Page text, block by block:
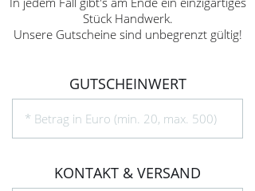
Stück Handwerk.
Unsere Gutscheine sind unbegrenzt gültig!
GUTSCHEINWERT
KONTAKT & VERSAND